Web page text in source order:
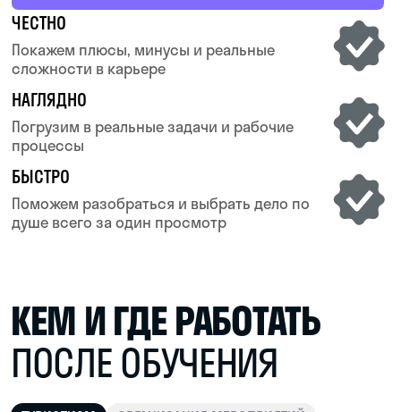
КАК ВЫРАСТЕТ ТВОЯ
ЗАРПЛАТА С ОПЫТОМ
80 000 ₽
2 ГОДА КАРЬЕРЫ
150 000 ₽